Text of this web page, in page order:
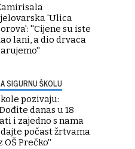
'Ulica
''Cijene su iste
lani, a dio drvaca
SIGURNU ŠKOLU
pozivaju:
danas u 18
i zajedno s nama
počast žrtvama
OŠ Prečko''